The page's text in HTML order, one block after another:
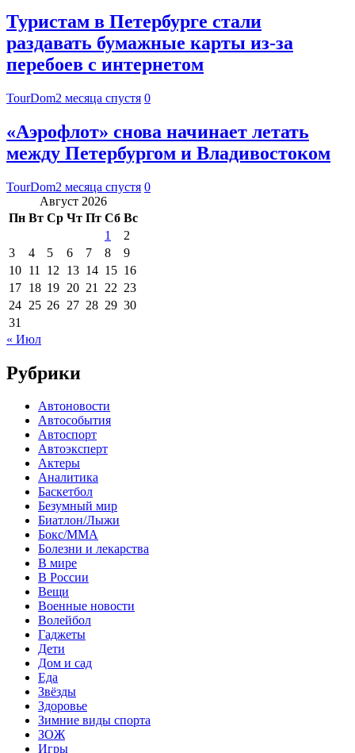
Туристам в Петербурге стали
раздавать бумажные карты из-за
перебоев с интернетом
TourDom2 месяца спустя 0
«Аэрофлот» снова начинает летать
между Петербургом и Владивостоком
TourDom2 месяца спустя 0
Август 2026
Пн Вт Ср Чт Пт Сб Вс
1
2
3
4 5 6 7 8
9
10 11 12 13 14 15 16
17 18 19 20 21 22 23
24 25 26 27 28 29 30
31
« Июл
Рубрики
Автоновости
Автособытия
Автоспорт
Автоэксперт
Актеры
Аналитика
Баскетбол
Безумный мир
Биатлон/Лыжи
Бокс/MMA
Болезни и лекарства
В мире
В России
Вещи
Военные новости
Волейбол
Гаджеты
Дети
Дом и сад
Еда
Звёзды
Здоровье
Зимние виды спорта
ЗОЖ
Игры